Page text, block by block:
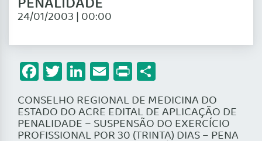
24/01/2003 | 00:00
Facebook
Twitter
LinkedIn
Email
Print
CONSELHO REGIONAL DE MEDICINA DO
ESTADO DO ACRE EDITAL DE APLICAÇÃO DE
PENALIDADE – SUSPENSÃO DO EXERCÍCIO
PROFISSIONAL POR 30 (TRINTA) DIAS – PENA